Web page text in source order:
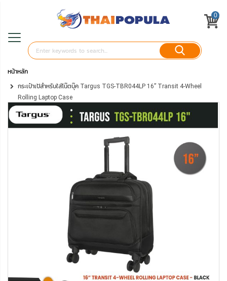
0
หน้าหลัก
กระเป๋าเป้สำหรับใส่โน๊ตบุ๊ค Targus TGS-TBR044LP 16” Transit 4-Wheel
Rolling Laptop Case